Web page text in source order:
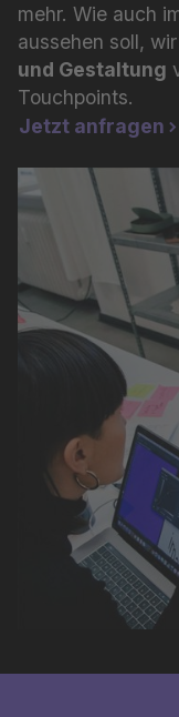
mehr. Wie auch
aussehen soll,
und Gestaltung
Touchpoints.
Jetzt anfragen